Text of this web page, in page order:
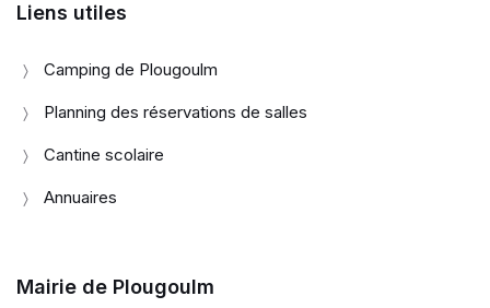
Liens utiles
Camping de Plougoulm
Planning des réservations de salles
Cantine scolaire
Annuaires
Mairie de Plougoulm